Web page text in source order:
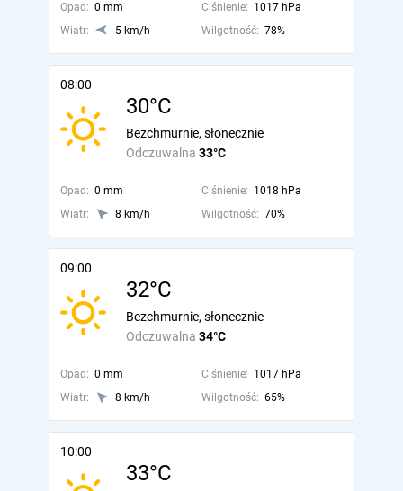
Opad: 0 mm Ciśnienie: 1017 hPa
Wiatr:
5 km/h Wilgotność: 78%
08:00
30°C
Odczuwalna 33°C
Bezchmurnie, słonecznie
Opad: 0 mm Ciśnienie: 1018 hPa
Wiatr:
8 km/h Wilgotność: 70%
09:00
32°C
Odczuwalna 34°C
Bezchmurnie, słonecznie
Opad: 0 mm Ciśnienie: 1017 hPa
Wiatr:
8 km/h Wilgotność: 65%
10:00
33°C